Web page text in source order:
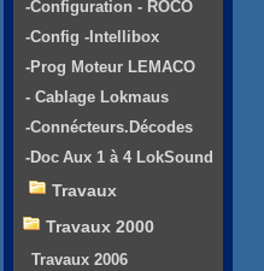
-Configuration - ROCO
-Config -Intellibox
-Prog Moteur LEMACO
- Cablage Lokmaus
-Connécteurs.Décodes
-Doc Aux 1 à 4 LokSound
Travaux
Travaux 2000
Travaux 2006